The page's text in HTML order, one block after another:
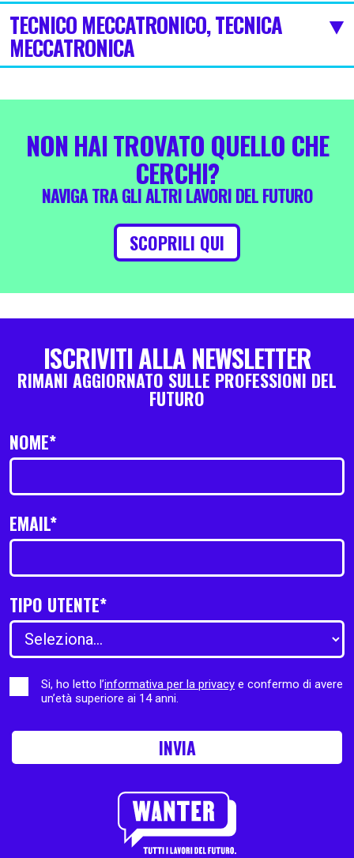
TECNICO MECCATRONICO, TECNICA
MECCATRONICA
NON HAI TROVATO QUELLO CHE
CERCHI?
NAVIGA TRA GLI ALTRI LAVORI DEL FUTURO
SCOPRILI QUI
ISCRIVITI ALLA NEWSLETTER
RIMANI AGGIORNATO SULLE PROFESSIONI DEL
FUTURO
NOME*
EMAIL*
TIPO UTENTE*
Si, ho letto l’informativa per la privacy e confermo di avere
un’età superiore ai 14 anni.
INVIA